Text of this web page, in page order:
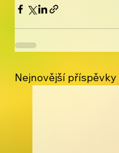
Nejnovější příspěvky